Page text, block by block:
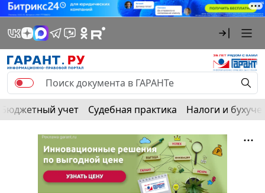
Бюджетный учет Судебная практика Налоги и